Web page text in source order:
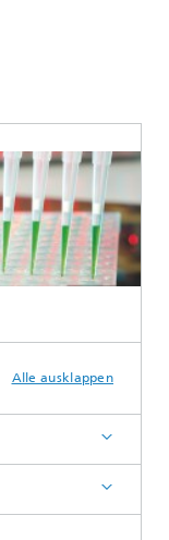
Alle ausklappen